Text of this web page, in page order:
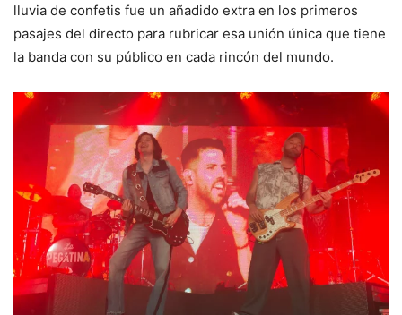
lluvia de confetis fue un añadido extra en los primeros
pasajes del directo para rubricar esa unión única que tiene
la banda con su público en cada rincón del mundo.